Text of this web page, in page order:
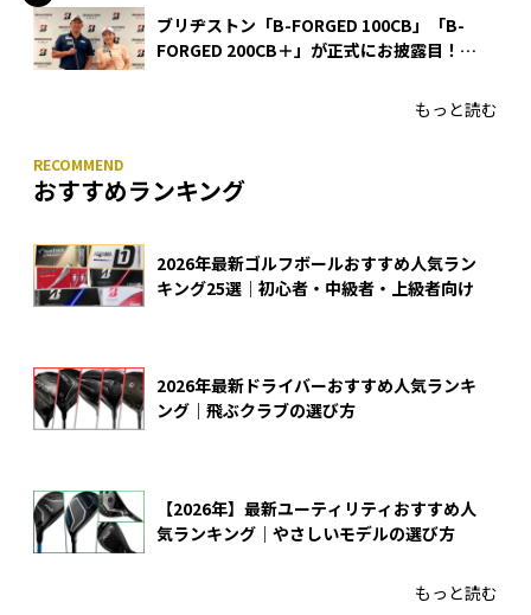
ブリヂストン「B-FORGED 100CB」「B-
FORGED 200CB＋」が正式にお披露目！
もっと読む
おすすめランキング
2026年最新ゴルフボールおすすめ人気ラン
キング25選｜初心者・中級者・上級者向け
2026年最新ドライバーおすすめ人気ランキ
ング｜飛ぶクラブの選び方
【2026年】最新ユーティリティおすすめ人
気ランキング｜やさしいモデルの選び方
もっと読む